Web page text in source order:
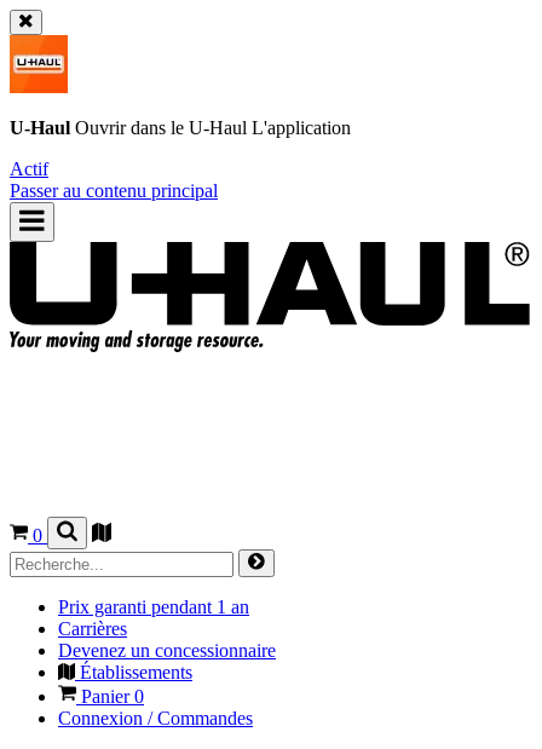
U-Haul Ouvrir dans le U-Haul L'application
Actif
Passer au contenu principal
0
Prix garanti pendant 1 an
Carrières
Devenez un concessionnaire
Établissements
Panier0
Connexion / Commandes